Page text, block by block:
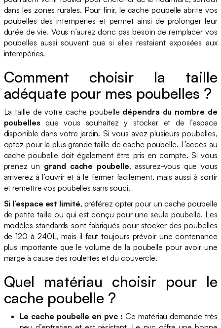
dans les zones rurales. Pour finir, le cache poubelle abrite vos
poubelles des intempéries et permet ainsi de prolonger leur
durée de vie. Vous n’aurez donc pas besoin de remplacer vos
poubelles aussi souvent que si elles restaient exposées aux
intempéries.
Comment choisir la taille
adéquate pour mes poubelles ?
La taille de votre cache poubelle dépendra du nombre de
poubelles que vous souhaitez y stocker et de l’espace
disponible dans votre jardin. Si vous avez plusieurs poubelles,
optez pour la plus grande taille de cache poubelle. L’accès au
cache poubelle doit également être pris en compte. Si vous
prenez un grand cache poubelle, assurez-vous que vous
arriverez à l’ouvrir et à le fermer facilement, mais aussi à sortir
et remettre vos poubelles sans souci.
Si l’espace est limité, préférez opter pour un cache poubelle
de petite taille ou qui est conçu pour une seule poubelle. Les
modèles standards sont fabriqués pour stocker des poubelles
de 120 à 240L, mais il faut toujours prévoir une contenance
plus importante que le volume de la poubelle pour avoir une
marge à cause des roulettes et du couvercle.
Quel matériau choisir pour le
cache poubelle ?
Le cache poubelle en pvc : Ce matériau demande très